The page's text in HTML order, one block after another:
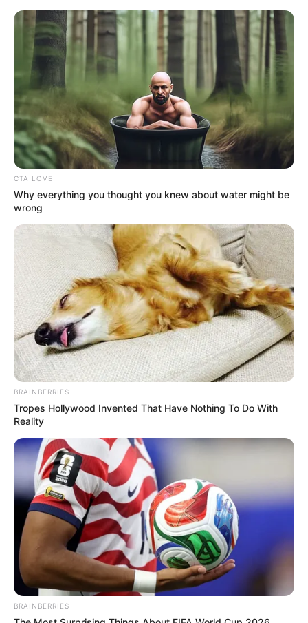
HOME
INSPIRASI
STYLE
FILM &
SERIES
NGAKAK
QUOTES
HYPE
MORE
CTA LOVE
Why everything you thought you knew about water might be
wrong
BRAINBERRIES
Tropes Hollywood Invented That Have Nothing To Do With
Reality
BRAINBERRIES